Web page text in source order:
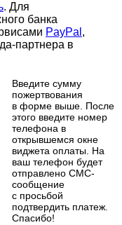
. Для
банка
PayPal ,
партнера в
Введите сумму
пожертвования
в форме выше. После
этого введите номер
телефона в
открывшемся окне
виджета оплаты. На
ваш телефон будет
отправлено СМС-
сообщение
с просьбой
подтвердить платеж.
Cпасибо!